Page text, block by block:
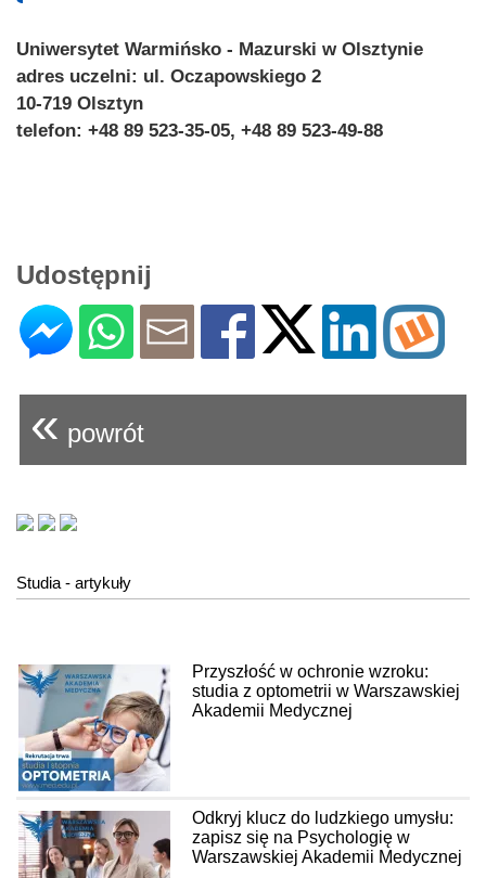
Uniwersytet Warmińsko - Mazurski w Olsztynie
adres uczelni: ul. Oczapowskiego 2
10-719 Olsztyn
telefon: +48 89 523-35-05, +48 89 523-49-88
Udostępnij
« powrót
Studia - artykuły
Przyszłość w ochronie wzroku:
studia z optometrii w Warszawskiej
Akademii Medycznej
Odkryj klucz do ludzkiego umysłu:
zapisz się na Psychologię w
Warszawskiej Akademii Medycznej